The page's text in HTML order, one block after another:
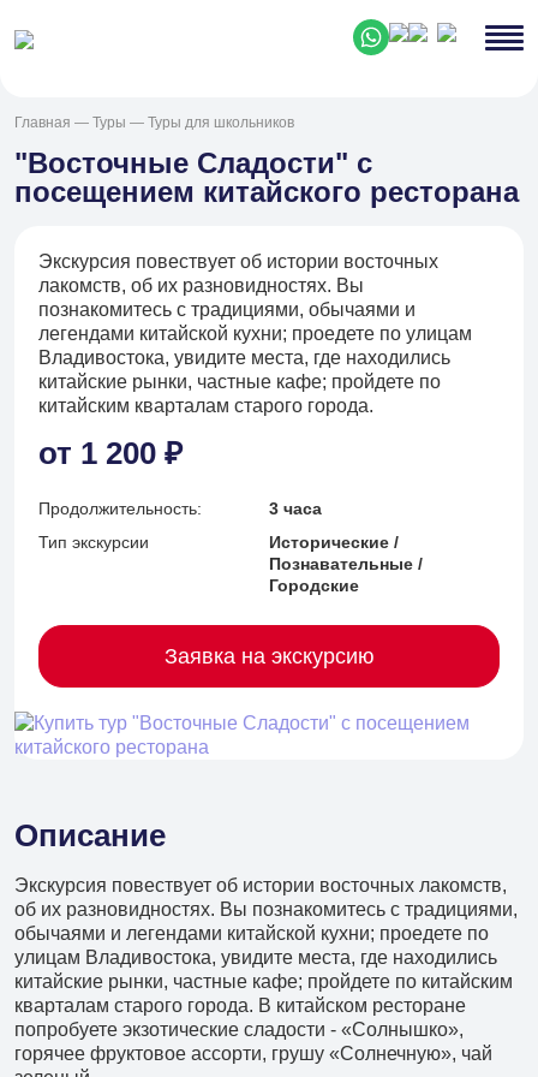
+7 (902) 485 96 34
Детские экскурсии
Главная — Туры — Туры для школьников
"Восточные Сладости" с
посещением китайского ресторана
Экскурсия повествует об истории восточных
лакомств, об их разновидностях. Вы
познакомитесь с традициями, обычаями и
легендами китайской кухни; проедете по улицам
Владивостока, увидите места, где находились
китайские рынки, частные кафе; пройдете по
китайским кварталам старого города.
от 1 200 ₽
Продолжительность:
3 часа
Тип экскурсии
Исторические /
Познавательные /
Городские
Заявка на экскурсию
Описание
Экскурсия повествует об истории восточных лакомств,
об их разновидностях. Вы познакомитесь с традициями,
обычаями и легендами китайской кухни; проедете по
улицам Владивостока, увидите места, где находились
китайские рынки, частные кафе; пройдете по китайским
кварталам старого города. В китайском ресторане
попробуете экзотические сладости - «Солнышко»,
горячее фруктовое ассорти, грушу «Солнечную», чай